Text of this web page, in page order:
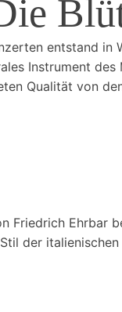
entstand
Instrument
Qualität von
Friedrich
der